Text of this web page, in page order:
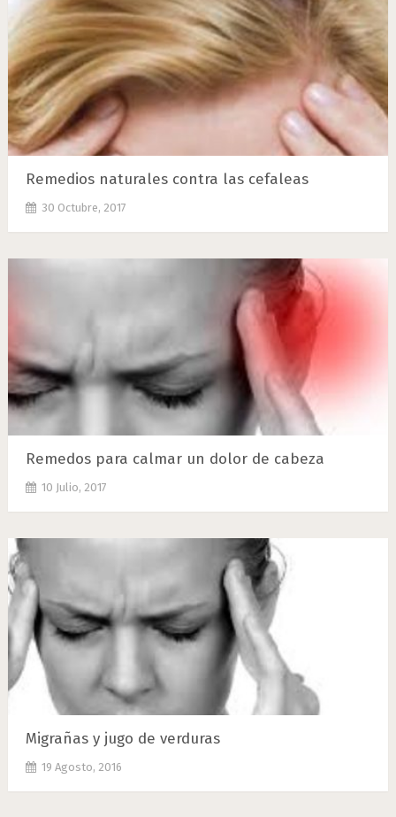
Remedios naturales contra las cefaleas
30 Octubre, 2017
Remedos para calmar un dolor de cabeza
10 Julio, 2017
Migrañas y jugo de verduras
19 Agosto, 2016